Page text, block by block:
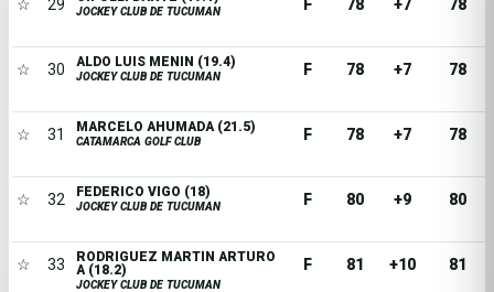
☆ 29 JOCKEY CLUB DE TUCUMAN F 78 +7 78
☆ 30 ALDO LUIS MENIN (19.4)
JOCKEY CLUB DE TUCUMAN F 78 +7 78
☆ 31 MARCELO AHUMADA (21.5)
CATAMARCA GOLF CLUB F 78 +7 78
☆ 32 FEDERICO VIGO (18)
JOCKEY CLUB DE TUCUMAN F 80 +9 80
☆ 33
RODRIGUEZ MARTIN ARTURO
A (18.2)
JOCKEY CLUB DE TUCUMAN
F 81 +10 81